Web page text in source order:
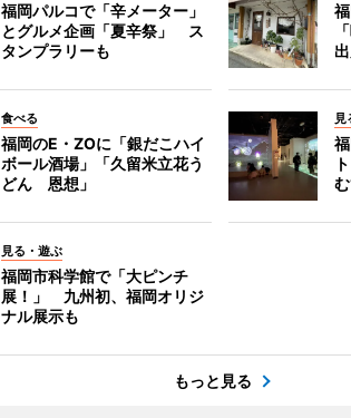
福岡パルコで「辛メーター」
とグルメ企画「夏辛祭」 ス
タンプラリーも
食べる
福岡のE・ZOに「銀だこハイ
ボール酒場」「久留米立花う
どん 恩想」
見
見る・遊ぶ
福岡市科学館で「大ピンチ
展！」 九州初、福岡オリジ
ナル展示も
もっと見る